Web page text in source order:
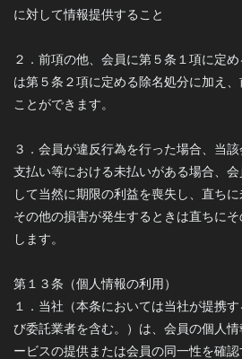
に対して情報提供すること
２．前項の他、会員に第５条１項に定
は第５条２項に定める除名処分に加え
ことができます。
３．会員が違反行為を行った場合、当
支払い等における未払いがある場合、会
して当然に期限の利益を喪失し、直ちに
その他の損害が発生するときは直ちに
します。
第１３条（個人情報の利用）
１．当社（本条においては当社が提携
び委託業者を含む。）は、会員の個人
ービスの提供または会員の同一性を確